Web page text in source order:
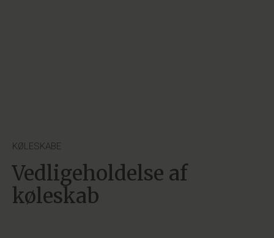
KØLESKABE
Vedligeholdelse af
køleskab